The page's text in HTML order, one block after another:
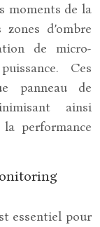
moments de la
d’ombre
de micro-
Ces
panneau de
ainsi
performance
essentiel pour